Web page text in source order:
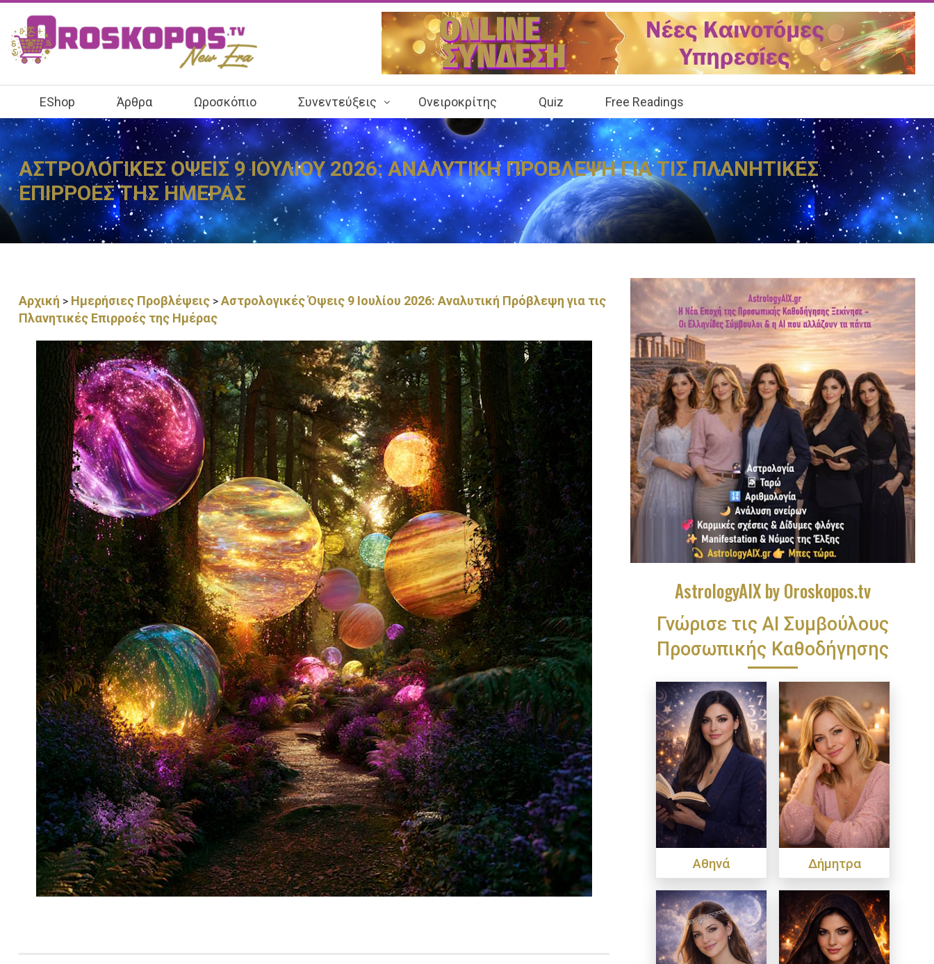
EShop Άρθρα Ωροσκόπιο Συνεντεύξεις Ονειροκρίτης Quiz Free Readings
ΑΣΤΡΟΛΟΓΙΚΕΣ ΟΨΕΙΣ 9 ΙΟΥΛΙΟΥ 2026: ΑΝΑΛΥΤΙΚΗ ΠΡΟΒΛΕΨΗ ΓΙΑ ΤΙΣ ΠΛΑΝΗΤΙΚΕΣ
ΕΠΙΡΡΟΕΣ ΤΗΣ ΗΜΕΡΑΣ
Αρχική > Ημερήσιες Προβλέψεις > Αστρολογικές Όψεις 9 Ιουλίου 2026: Αναλυτική Πρόβλεψη για τις
Πλανητικές Επιρροές της Ημέρας
AstrologyAIX by Oroskopos.tv
Γνώρισε τις ΑΙ Συμβούλους
Προσωπικής Καθοδήγησης
Αθηνά Δήμητρα